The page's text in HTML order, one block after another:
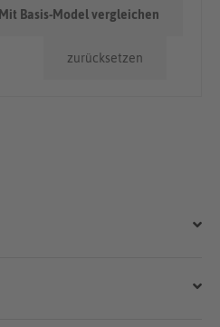
zurücksetzen
Mit Basis-Model vergleichen